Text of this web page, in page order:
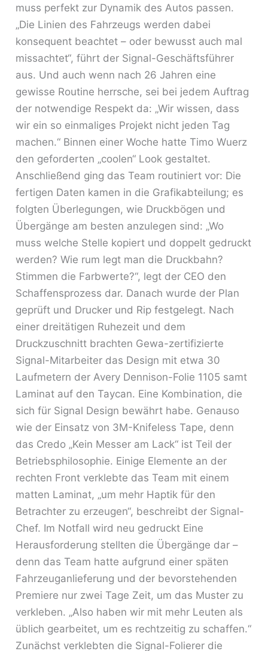
muss perfekt zur Dynamik des Autos passen.
„Die Linien des Fahrzeugs werden dabei
konsequent beachtet – oder bewusst auch mal
missachtet“, führt der Signal-Geschäftsführer
aus. Und auch wenn nach 26 Jahren eine
gewisse Routine herrsche, sei bei jedem Auftrag
der notwendige Respekt da: „Wir wissen, dass
wir ein so einmaliges Projekt nicht jeden Tag
machen.“ Binnen einer Woche hatte Timo Wuerz
den geforderten „coolen“ Look gestaltet.
Anschließend ging das Team routiniert vor: Die
fertigen Daten kamen in die Grafikabteilung; es
folgten Überlegungen, wie Druckbögen und
Übergänge am besten anzulegen sind: „Wo
muss welche Stelle kopiert und doppelt gedruckt
werden? Wie rum legt man die Druckbahn?
Stimmen die Farbwerte?“, legt der CEO den
Schaffensprozess dar. Danach wurde der Plan
geprüft und Drucker und Rip festgelegt. Nach
einer dreitätigen Ruhezeit und dem
Druckzuschnitt brachten Gewa-zertifizierte
Signal-Mitarbeiter das Design mit etwa 30
Laufmetern der Avery Dennison-Folie 1105 samt
Laminat auf den Taycan. Eine Kombination, die
sich für Signal Design bewährt habe. Genauso
wie der Einsatz von 3M-Knifeless Tape, denn
das Credo „Kein Messer am Lack“ ist Teil der
Betriebsphilosophie. Einige Elemente an der
rechten Front verklebte das Team mit einem
matten Laminat, „um mehr Haptik für den
Betrachter zu erzeugen“, beschreibt der Signal-
Chef. Im Notfall wird neu gedruckt Eine
Herausforderung stellten die Übergänge dar –
denn das Team hatte aufgrund einer späten
Fahrzeuganlieferung und der bevorstehenden
Premiere nur zwei Tage Zeit, um das Muster zu
verkleben. „Also haben wir mit mehr Leuten als
üblich gearbeitet, um es rechtzeitig zu schaffen.“
Zunächst verklebten die Signal-Folierer die